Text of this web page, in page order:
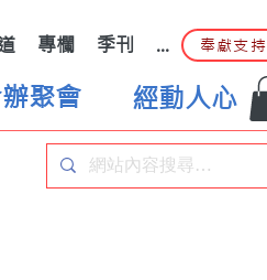
專欄 季刊 ... 奉獻支持
聚會 經動人心